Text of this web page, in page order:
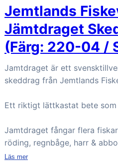
Jemtlands
Jämtdraget
(Färg: 220-04 /
Jamtdraget är ett
skeddrag från Jemtlands
Ett riktigt lättkastat bete som
Jamtdraget fångar flera
röding, regnbåge, harr &
Läs mer